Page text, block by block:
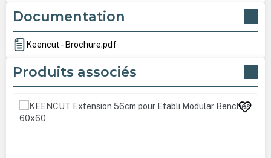
Documentation
Keencut - Brochure.pdf
Produits associés
Ignorer la galerie de produits